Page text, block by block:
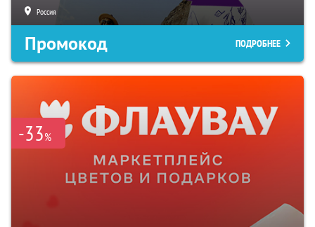
Россия
Промокод ПОДРОБНЕЕ
-33%